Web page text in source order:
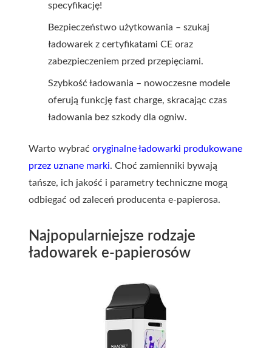
specyfikację!
Bezpieczeństwo użytkowania – szukaj
ładowarek z certyfikatami CE oraz
zabezpieczeniem przed przepięciami.
Szybkość ładowania – nowoczesne modele
oferują funkcję fast charge, skracając czas
ładowania bez szkody dla ogniw.
Warto wybrać oryginalne ładowarki produkowane
przez uznane marki. Choć zamienniki bywają
tańsze, ich jakość i parametry techniczne mogą
odbiegać od zaleceń producenta e-papierosa.
Najpopularniejsze rodzaje
ładowarek e-papierosów